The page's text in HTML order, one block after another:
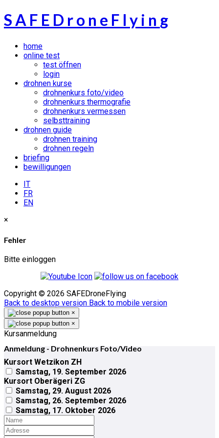
SA F E D ro n e F l y i n g
home
online test
test öffnen
login
drohnen kurse
drohnenkurs foto/video
drohnenkurs thermografie
drohnenkurs vermessen
selbsttraining
drohnen guide
drohnen training
drohnen regeln
briefing
bewilligungen
IT
FR
EN
×
Fehler
Bitte einloggen
Copyright © 2026 SAFEDroneFlying
Back to desktop version Back to mobile version
×
×
Kursanmeldung
Anmeldung - Drohnenkurs Foto/Video
Kursort Wetzikon ZH
Samstag, 19. September 2026
Kursort Oberägeri ZG
Samstag, 29. August 2026
Samstag, 26. September 2026
Samstag, 17. Oktober 2026